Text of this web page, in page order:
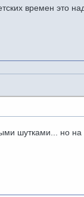
времен это
шутками... но на